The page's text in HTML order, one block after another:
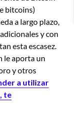
bitcoins)
a largo plazo,
y con
esta escasez.
le aporta un
y otros
a utilizar
te